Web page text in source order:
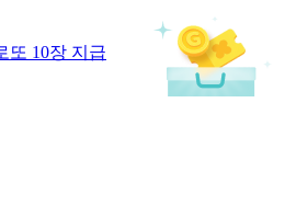
또 10장 지급